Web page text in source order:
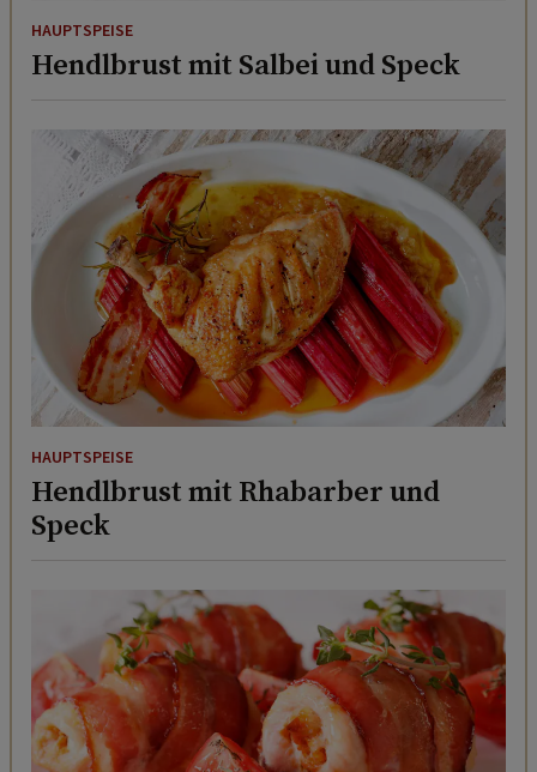
HAUPTSPEISE
Hendlbrust mit Salbei und Speck
HAUPTSPEISE
Hendlbrust mit Rhabarber und
Speck